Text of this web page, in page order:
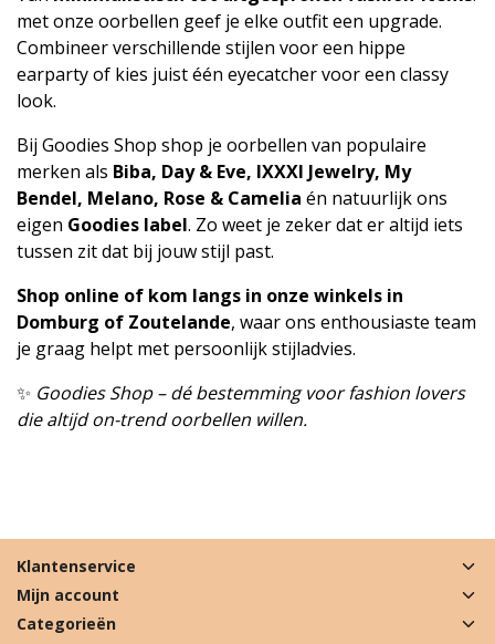
met onze oorbellen geef je elke outfit een upgrade.
Combineer verschillende stijlen voor een hippe
earparty of kies juist één eyecatcher voor een classy
look.
Bij Goodies Shop shop je oorbellen van populaire
merken als Biba, Day & Eve, IXXXI Jewelry, My
Bendel, Melano, Rose & Camelia én natuurlijk ons
eigen Goodies label. Zo weet je zeker dat er altijd iets
tussen zit dat bij jouw stijl past.
Shop online of kom langs in onze winkels in
Domburg of Zoutelande, waar ons enthousiaste team
je graag helpt met persoonlijk stijladvies.
✨ Goodies Shop – dé bestemming voor fashion lovers
die altijd on-trend oorbellen willen.
Klantenservice
Mijn account
Categorieën